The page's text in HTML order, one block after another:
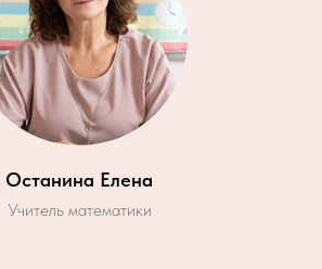
Останина Елена
Учитель математики